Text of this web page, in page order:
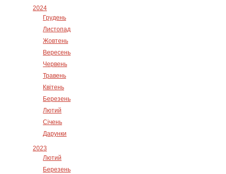
2024
Грудень
Листопад
Жовтень
Вересень
Червень
Травень
Квітень
Березень
Лютий
Січень
Дарунки
2023
Лютий
Березень